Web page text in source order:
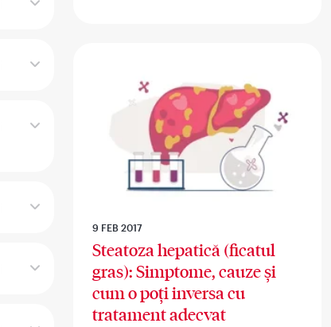
9 FEB 2017
Steatoza hepatică (ficatul
gras): Simptome, cauze și
cum o poți inversa cu
tratament adecvat